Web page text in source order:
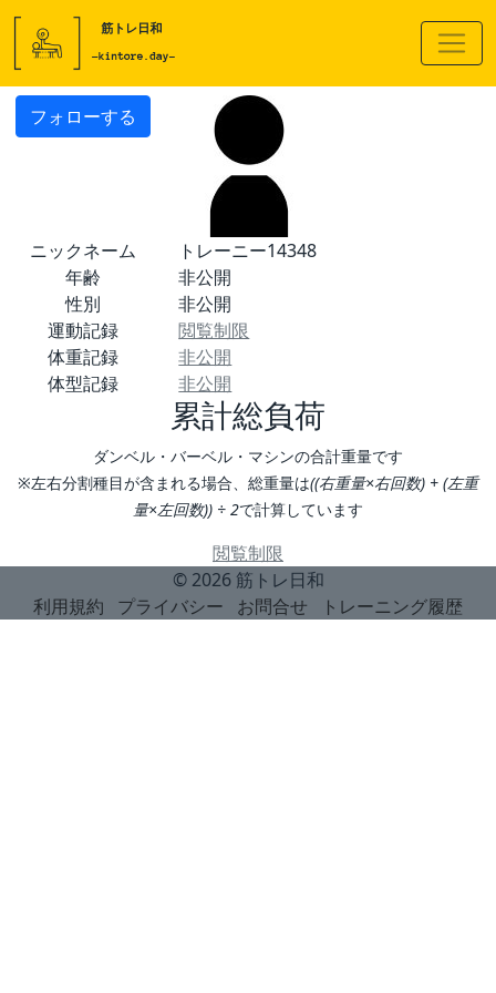
フォローする
ニックネーム
トレーニー14348
年齢
非公開
性別
非公開
運動記録
閲覧制限
体重記録
非公開
体型記録
非公開
累計総負荷
ダンベル・バーベル・マシンの合計重量です
※左右分割種目が含まれる場合、総重量は((右重量×右回数) + (左重
量×左回数)) ÷ 2で計算しています
閲覧制限
© 2026 筋トレ日和
利用規約
プライバシー お問合せ トレーニング履歴